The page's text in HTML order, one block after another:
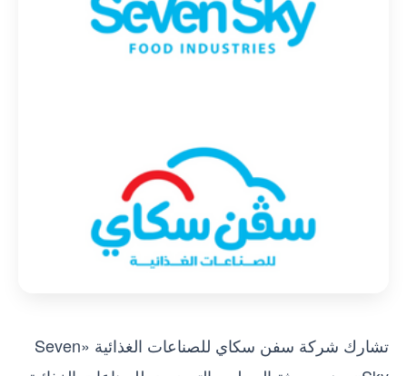
تشارك شركة سفن سكاي للصناعات الغذائية «Seven